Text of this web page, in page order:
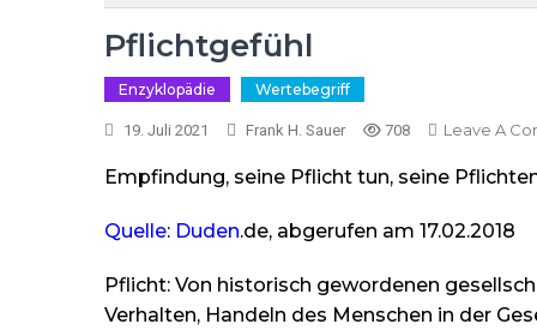
Pflichtgefühl
Enzyklopädie Wertebegriff
19. Juli 2021 Frank H. Sauer 708 Leave A
Empfindung, seine Pflicht tun, seine
Quelle: Duden.de, abgerufen am 17.02.2018
Pflicht: Von historisch gewordenen
Verhalten, Handeln des Menschen in der